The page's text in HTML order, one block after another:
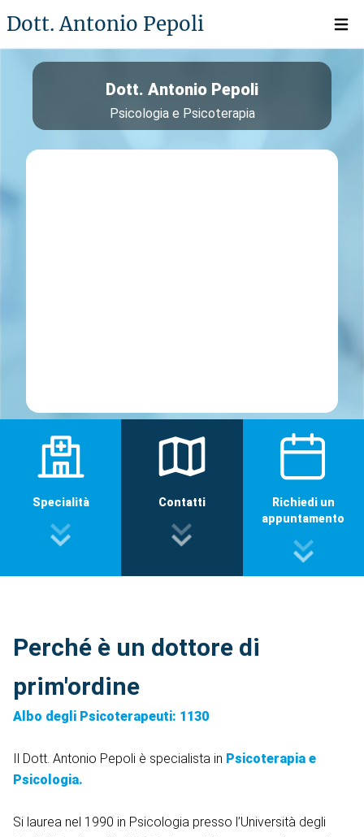
Dott. Antonio Pepoli Open
Dott. Antonio Pepoli
Psicologia e Psicoterapia
Specialità Contatti
Richiedi un
appuntamento
Perché è un dottore di
prim'ordine
Albo degli Psicoterapeuti: 1130
Il Dott. Antonio Pepoli è specialista in Psicoterapia e
Psicologia.
Si laurea nel 1990 in Psicologia presso l’Università degli